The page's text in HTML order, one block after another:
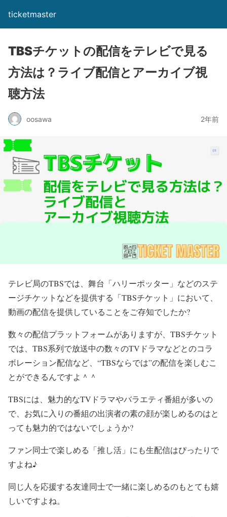
ticketmaster
TBSチケットの配信をテレビで見る
方法は？ライブ配信とアーカイブ視
聴方法
oosawa 2年前
テレビ局のTBSでは、舞台「ハリーポッター」などのステ
ージチケットなどを提供する「TBSチケット」において、
動画の配信を提供していることをご存知でしたか?
数々の配信プラットフォームがありますが、TBSチケット
では、TBS系列で放送中の数々のTVドラマなどとのコラ
ボレーション配信など、“TBSならでは”の配信を楽しむこ
とができるんですよ＾＾
TBSには、魅力的なTVドラマやバラエティ番組が多いの
で、お気に入りの番組の出演者の素の顔が楽しめるのはと
っても魅力的ではないでしょうか?
ファン同士で楽しめる「推し活」にも生配信はぴったりで
すよね♪
同じ人を応援する友達同士で一緒に楽しめるのもとても嬉
しいですよね。